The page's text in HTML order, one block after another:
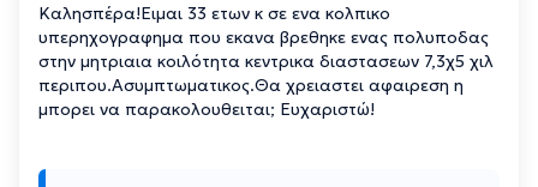
Καλησπέρα!Ειμαι 33 ετων κ σε ενα κολπικο
υπερηχογραφημα που εκανα βρεθηκε ενας πολυποδας
στην μητριαια κοιλότητα κεντρικα διαστασεων 7,3χ5 χιλ
περιπου.Ασυμπτωματικος.Θα χρειαστει αφαιρεση η
μπορει να παρακολουθειται; Ευχαριστώ!